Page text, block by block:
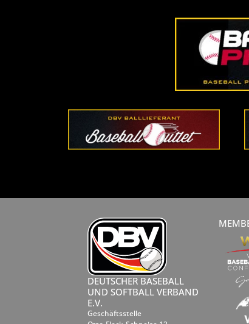
DEUTSCHER BASEBALL
UND SOFTBALL VERBAND
E.V.
Geschäftsstelle